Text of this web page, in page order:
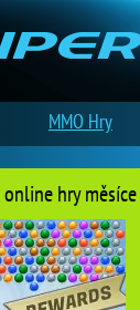
hry měsíce
MMO Hry